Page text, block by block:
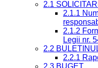
2.1
2.1.1
2.1.2
Legii nr.
2.2
2.2.1
2.3 BUGET